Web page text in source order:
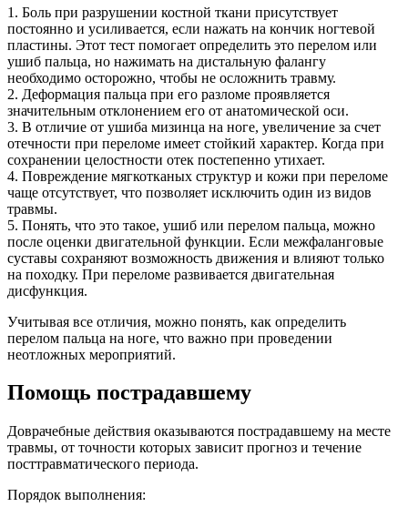
1. Боль при разрушении костной ткани присутствует
постоянно и усиливается, если нажать на кончик ногтевой
пластины. Этот тест помогает определить это перелом или
ушиб пальца, но нажимать на дистальную фалангу
необходимо осторожно, чтобы не осложнить травму.
2. Деформация пальца при его разломе проявляется
значительным отклонением его от анатомической оси.
3. В отличие от ушиба мизинца на ноге, увеличение за счет
отечности при переломе имеет стойкий характер. Когда при
сохранении целостности отек постепенно утихает.
4. Повреждение мягкотканых структур и кожи при переломе
чаще отсутствует, что позволяет исключить один из видов
травмы.
5. Понять, что это такое, ушиб или перелом пальца, можно
после оценки двигательной функции. Если межфаланговые
суставы сохраняют возможность движения и влияют только
на походку. При переломе развивается двигательная
дисфункция.
Учитывая все отличия, можно понять, как определить
перелом пальца на ноге, что важно при проведении
неотложных мероприятий.
Помощь пострадавшему
Доврачебные действия оказываются пострадавшему на месте
травмы, от точности которых зависит прогноз и течение
посттравматического периода.
Порядок выполнения: